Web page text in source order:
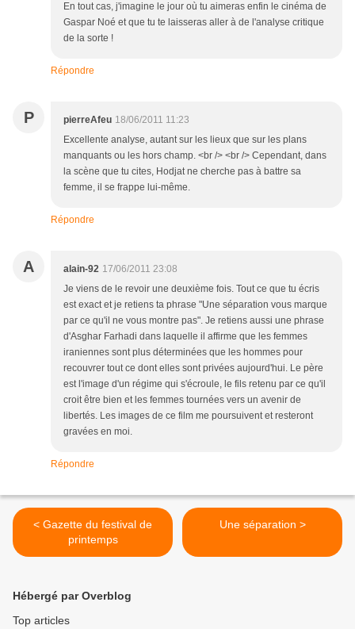
En tout cas, j'imagine le jour où tu aimeras enfin le cinéma de
Gaspar Noé et que tu te laisseras aller à de l'analyse critique
de la sorte !
Répondre
P pierreAfeu 18/06/2011 11:23
Excellente analyse, autant sur les lieux que sur les plans
manquants ou les hors champ. <br /> <br /> Cependant, dans
la scène que tu cites, Hodjat ne cherche pas à battre sa
femme, il se frappe lui-même.
Répondre
A alain-92 17/06/2011 23:08
Je viens de le revoir une deuxième fois. Tout ce que tu écris
est exact et je retiens ta phrase "Une séparation vous marque
par ce qu'il ne vous montre pas". Je retiens aussi une phrase
d'Asghar Farhadi dans laquelle il affirme que les femmes
iraniennes sont plus déterminées que les hommes pour
recouvrer tout ce dont elles sont privées aujourd'hui. Le père
est l'image d'un régime qui s'écroule, le fils retenu par ce qu'il
croit être bien et les femmes tournées vers un avenir de
libertés. Les images de ce film me poursuivent et resteront
gravées en moi.
Répondre
< Gazette du festival de
printemps
Une séparation >
Hébergé par Overblog
Top articles